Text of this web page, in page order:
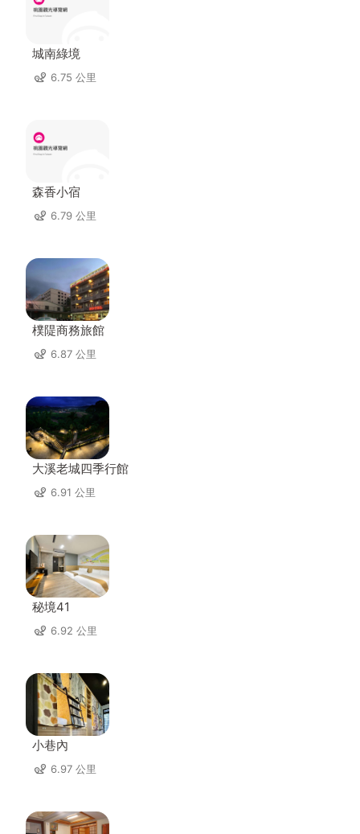
城南綠境
6.75 公里
森香小宿
6.79 公里
樸隄商務旅館
6.87 公里
大溪老城四季行館
6.91 公里
秘境41
6.92 公里
小巷內
6.97 公里